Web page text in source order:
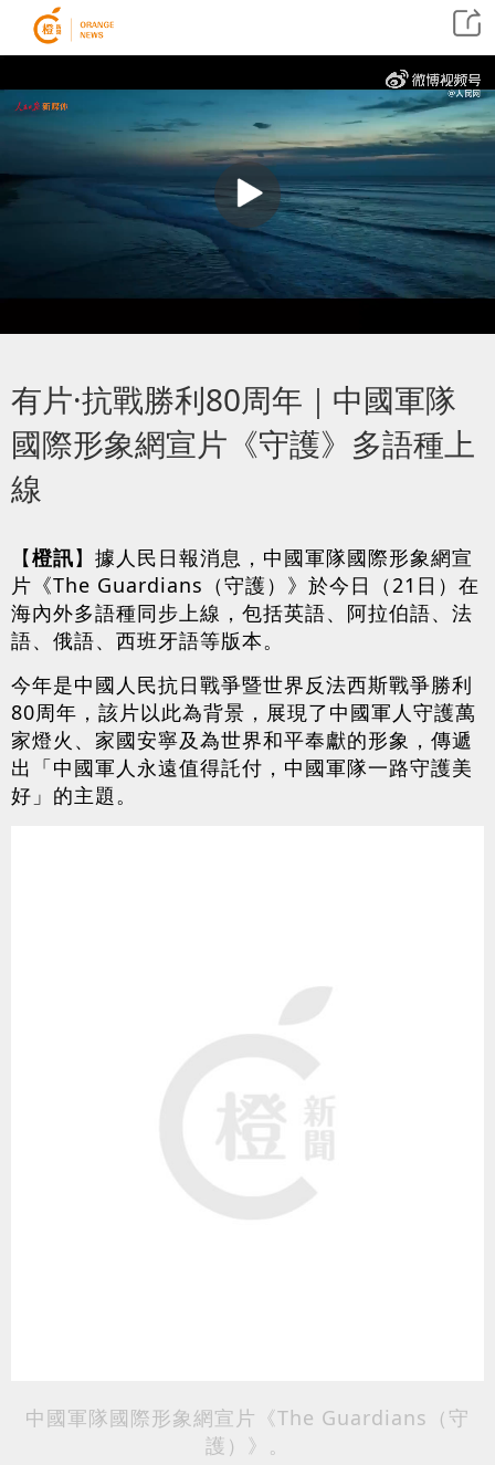
​有片·抗戰勝利80周年｜中國軍隊
國際形象網宣片《守護》多語種上
線
【橙訊】據人民日報消息，中國軍隊國際形象網宣
片《The Guardians（守護）》於今日（21日）在
海內外多語種同步上線，包括英語、阿拉伯語、法
語、俄語、西班牙語等版本。
今年是中國人民抗日戰爭暨世界反法西斯戰爭勝利
80周年，該片以此為背景，展現了中國軍人守護萬
家燈火、家國安寧及為世界和平奉獻的形象，傳遞
出「中國軍人永遠值得託付，中國軍隊一路守護美
好」的主題。
中國軍隊國際形象網宣片《The Guardians（守
護）》。